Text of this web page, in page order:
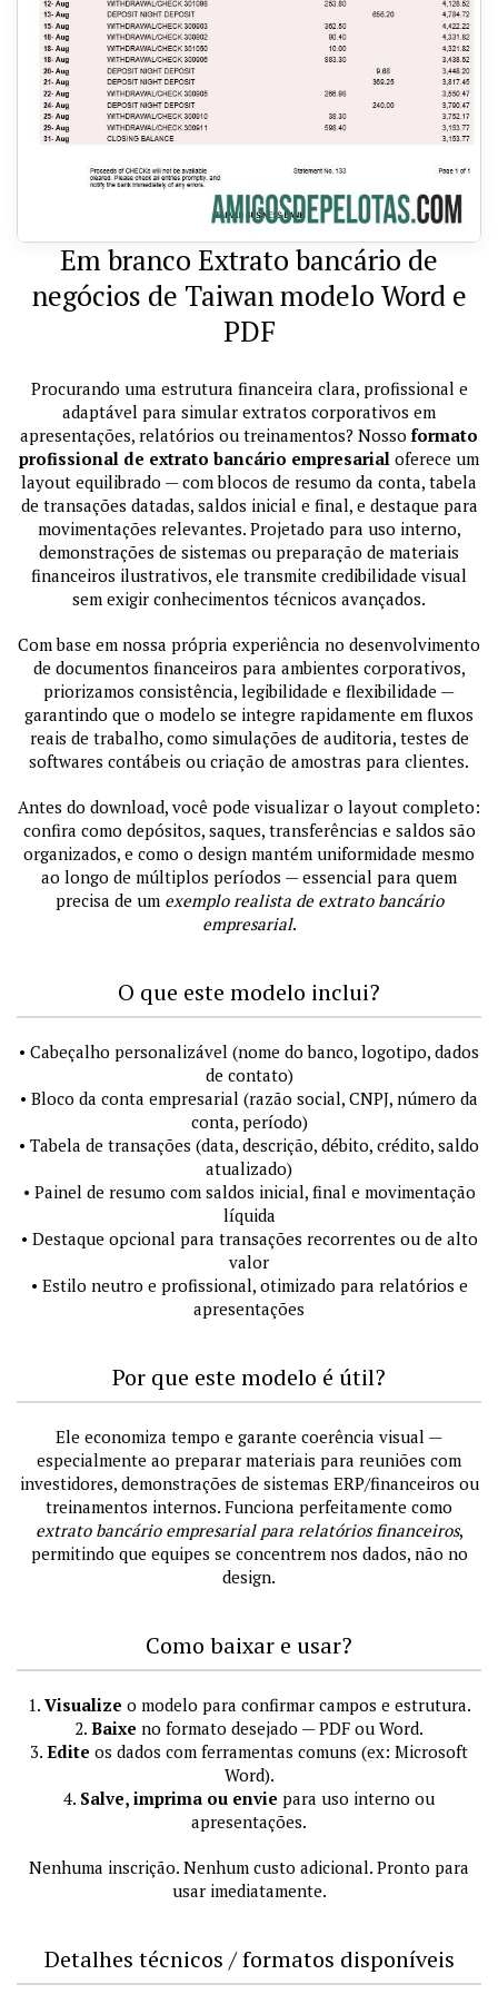
Em branco Extrato bancário de
negócios de Taiwan modelo Word e
PDF
Procurando uma estrutura financeira clara, profissional e
adaptável para simular extratos corporativos em
apresentações, relatórios ou treinamentos? Nosso formato
profissional de extrato bancário empresarial oferece um
layout equilibrado — com blocos de resumo da conta, tabela
de transações datadas, saldos inicial e final, e destaque para
movimentações relevantes. Projetado para uso interno,
demonstrações de sistemas ou preparação de materiais
financeiros ilustrativos, ele transmite credibilidade visual
sem exigir conhecimentos técnicos avançados.
Com base em nossa própria experiência no desenvolvimento
de documentos financeiros para ambientes corporativos,
priorizamos consistência, legibilidade e flexibilidade —
garantindo que o modelo se integre rapidamente em fluxos
reais de trabalho, como simulações de auditoria, testes de
softwares contábeis ou criação de amostras para clientes.
Antes do download, você pode visualizar o layout completo:
confira como depósitos, saques, transferências e saldos são
organizados, e como o design mantém uniformidade mesmo
ao longo de múltiplos períodos — essencial para quem
precisa de um exemplo realista de extrato bancário
empresarial.
O que este modelo inclui?
• Cabeçalho personalizável (nome do banco, logotipo, dados
de contato)
• Bloco da conta empresarial (razão social, CNPJ, número da
conta, período)
• Tabela de transações (data, descrição, débito, crédito, saldo
atualizado)
• Painel de resumo com saldos inicial, final e movimentação
líquida
• Destaque opcional para transações recorrentes ou de alto
valor
• Estilo neutro e profissional, otimizado para relatórios e
apresentações
Por que este modelo é útil?
Ele economiza tempo e garante coerência visual —
especialmente ao preparar materiais para reuniões com
investidores, demonstrações de sistemas ERP/financeiros ou
treinamentos internos. Funciona perfeitamente como
extrato bancário empresarial para relatórios financeiros,
permitindo que equipes se concentrem nos dados, não no
design.
Como baixar e usar?
1. Visualize o modelo para confirmar campos e estrutura.
2. Baixe no formato desejado — PDF ou Word.
3. Edite os dados com ferramentas comuns (ex: Microsoft
Word).
4. Salve, imprima ou envie para uso interno ou
apresentações.
Nenhuma inscrição. Nenhum custo adicional. Pronto para
usar imediatamente.
Detalhes técnicos / formatos disponíveis